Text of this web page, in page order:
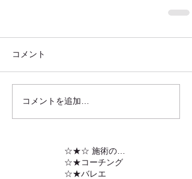
コメント
コメントを追加…
☆★コーチング
☆★バレエ